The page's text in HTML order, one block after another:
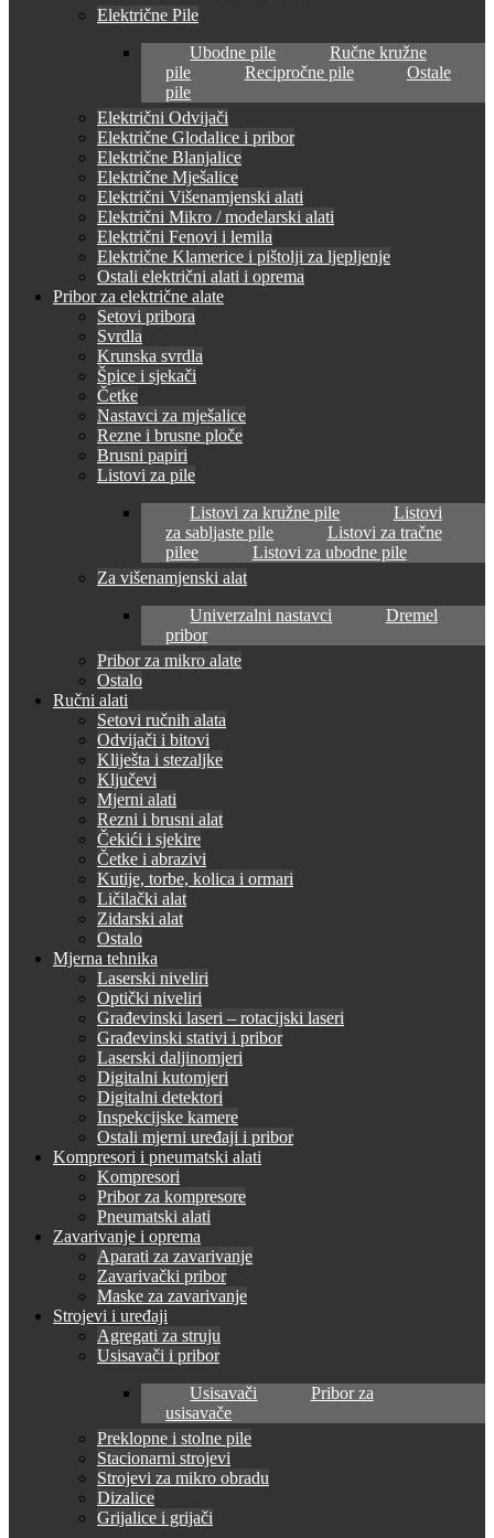
Električne Pile
Ubodne pile
Ručne kružne
pile
Recipročne pile
Ostale
pile
Električni Odvijači
Električne Glodalice i pribor
Električne Blanjalice
Električne Mješalice
Električni Višenamjenski alati
Električni Mikro / modelarski alati
Električni Fenovi i lemila
Električne Klamerice i pištolji za ljepljenje
Ostali električni alati i oprema
Pribor za električne alate
Setovi pribora
Svrdla
Krunska svrdla
Špice i sjekači
Četke
Nastavci za mješalice
Rezne i brusne ploče
Brusni papiri
Listovi za pile
Listovi za kružne pile
Listovi
za sabljaste pile
Listovi za tračne
pilee
Listovi za ubodne pile
Za višenamjenski alat
Univerzalni nastavci
Dremel
pribor
Pribor za mikro alate
Ostalo
Ručni alati
Setovi ručnih alata
Odvijači i bitovi
Kliješta i stezaljke
Ključevi
Mjerni alati
Rezni i brusni alat
Čekići i sjekire
Četke i abrazivi
Kutije, torbe, kolica i ormari
Ličilački alat
Zidarski alat
Ostalo
Mjerna tehnika
Laserski niveliri
Optički niveliri
Građevinski laseri – rotacijski laseri
Građevinski stativi i pribor
Laserski daljinomjeri
Digitalni kutomjeri
Digitalni detektori
Inspekcijske kamere
Ostali mjerni uređaji i pribor
Kompresori i pneumatski alati
Kompresori
Pribor za kompresore
Pneumatski alati
Zavarivanje i oprema
Aparati za zavarivanje
Zavarivački pribor
Maske za zavarivanje
Strojevi i uređaji
Agregati za struju
Usisavači i pribor
Usisavači
Pribor za
usisavače
Preklopne i stolne pile
Stacionarni strojevi
Strojevi za mikro obradu
Dizalice
Grijalice i grijači